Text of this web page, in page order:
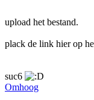
upload het bestand.
plack de link hier op
suc6
Omhoog